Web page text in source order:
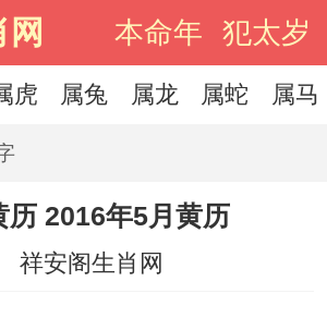
本命年 犯太岁
虎 属兔 属龙 属蛇 属马
历 2016年5月黄历
祥安阁生肖网